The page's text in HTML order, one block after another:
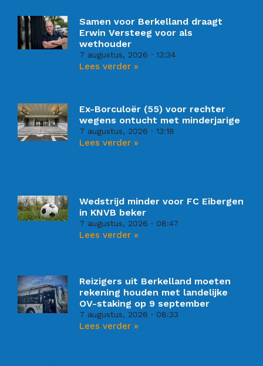
Samen voor Berkelland draagt
Erwin Versteeg voor als
wethouder
7 augustus, 2026 13:34
Lees verder »
Ex-Borculoër (55) voor rechter
wegens ontucht met minderjarige
7 augustus, 2026 13:18
Lees verder »
Wedstrijd minder voor FC Eibergen
in KNVB beker
7 augustus, 2026 08:47
Lees verder »
Reizigers uit Berkelland moeten
rekening houden met landelijke
OV-staking op 9 september
7 augustus, 2026 08:33
Lees verder »